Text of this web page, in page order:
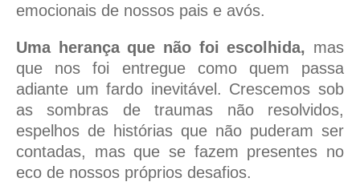
emocionais de nossos pais e avós.
Uma herança que não foi escolhida, mas
que nos foi entregue como quem passa
adiante um fardo inevitável. Crescemos sob
as sombras de traumas não resolvidos,
espelhos de histórias que não puderam ser
contadas, mas que se fazem presentes no
eco de nossos próprios desafios.